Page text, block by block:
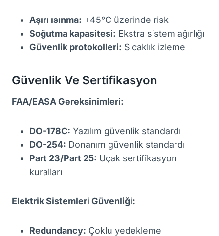
Aşırı ısınma: +45°C üzerinde risk
Soğutma kapasitesi: Ekstra sistem ağırlığı
Güvenlik protokolleri: Sıcaklık izleme
Güvenlik Ve Sertifikasyon
FAA/EASA Gereksinimleri:
DO-178C: Yazılım güvenlik standardı
DO-254: Donanım güvenlik standardı
Part 23/Part 25: Uçak sertifikasyon
kuralları
Elektrik Sistemleri Güvenliği:
Redundancy: Çoklu yedekleme